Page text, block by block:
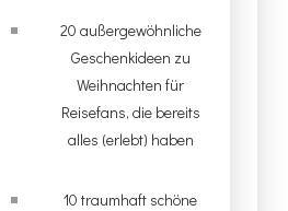
20 außergewöhnliche
Geschenkideen zu
Weihnachten für
Reisefans, die bereits
alles (erlebt) haben
10 traumhaft schöne